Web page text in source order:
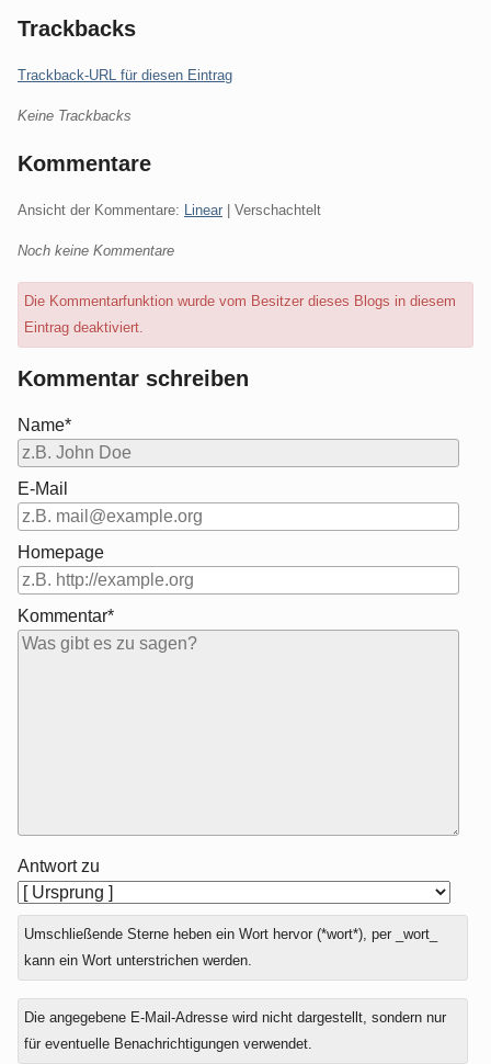
Trackbacks
Trackback-URL für diesen Eintrag
Keine Trackbacks
Kommentare
Ansicht der Kommentare: Linear | Verschachtelt
Noch keine Kommentare
Die Kommentarfunktion wurde vom Besitzer dieses Blogs in diesem
Eintrag deaktiviert.
Kommentar schreiben
Name*
E-Mail
Homepage
Kommentar*
Antwort zu
Umschließende Sterne heben ein Wort hervor (*wort*), per _wort_
kann ein Wort unterstrichen werden.
Die angegebene E-Mail-Adresse wird nicht dargestellt, sondern nur
für eventuelle Benachrichtigungen verwendet.